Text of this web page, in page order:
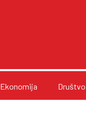
Ekonomija Društvo